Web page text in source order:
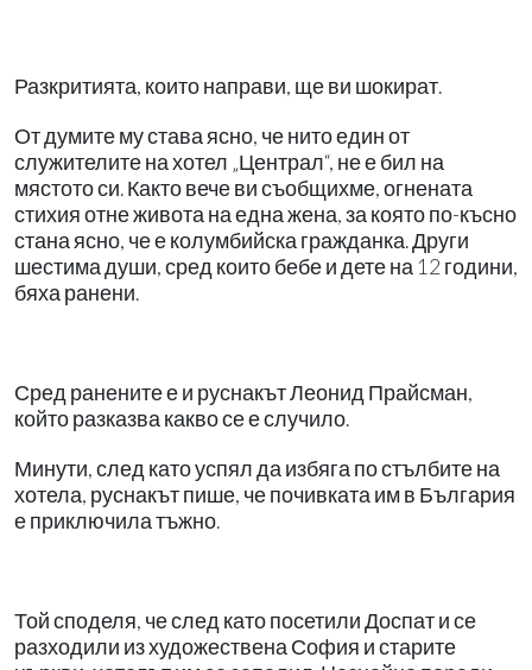
Разкритията, които направи, ще ви шокират.
От думите му става ясно, че нито един от
служителите на хотел „Централ“, не е бил на
мястото си. Както вече ви съобщихме, огнената
стихия отне живота на една жена, за която по-късно
стана ясно, че е колумбийска гражданка. Други
шестима души, сред които бебе и дете на 12 години,
бяха ранени.
Сред ранените е и руснакът Леонид Прайсман,
който разказва какво се е случило.
Минути, след като успял да избяга по стълбите на
хотела, руснакът пише, че почивката им в България
е приключила тъжно.
Той споделя, че след като посетили Доспат и се
разходили из художествена София и старите